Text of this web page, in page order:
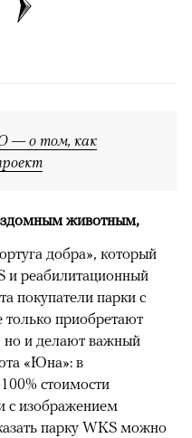
— о том, как
животным,
добра», который
и реабилитационный
покупатели парки с
приобретают
но и делают важный
«Юна»: в
стоимости
с изображением
парку WKS можно